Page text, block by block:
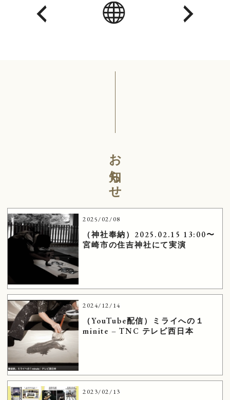
お知らせ
2025/02/08
（神社奉納）2025.02.15 13:00〜
宮崎市の住吉神社にて実演
2024/12/14
（YouTube配信）ミライへの１
minite – TNC テレビ西日本
2023/02/13